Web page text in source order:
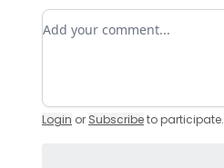
Add your comment
Login or Subscribeto participate.